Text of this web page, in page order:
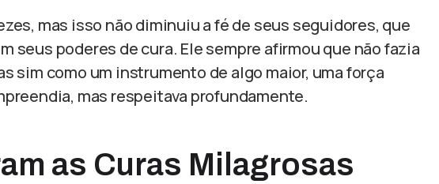
mas isso não diminuiu a fé de seus seguidores, que
seus poderes de cura. Ele sempre afirmou que não fazia
sim como um instrumento de algo maior, uma força
mas respeitava profundamente.
as Curas Milagrosas